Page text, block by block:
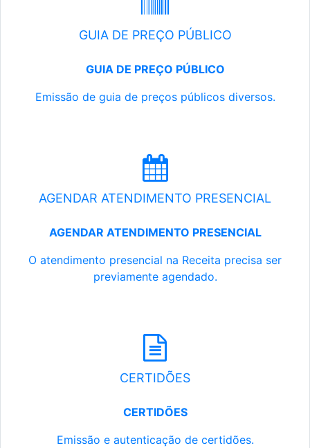
GUIA DE PREÇO PÚBLICO
GUIA DE PREÇO PÚBLICO
Emissão de guia de preços públicos diversos.
AGENDAR ATENDIMENTO PRESENCIAL
AGENDAR ATENDIMENTO PRESENCIAL
O atendimento presencial na Receita precisa ser
previamente agendado.
CERTIDÕES
CERTIDÕES
Emissão e autenticação de certidões.